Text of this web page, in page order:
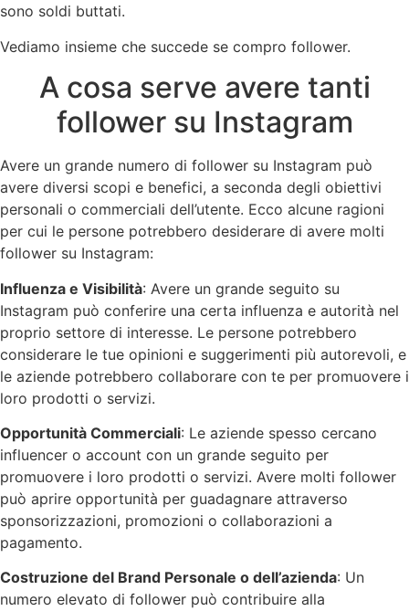
sono soldi buttati.
Vediamo insieme che succede se compro follower.
A cosa serve avere tanti
follower su Instagram
Avere un grande numero di follower su Instagram può
avere diversi scopi e benefici, a seconda degli obiettivi
personali o commerciali dell’utente. Ecco alcune ragioni
per cui le persone potrebbero desiderare di avere molti
follower su Instagram:
Influenza e Visibilità: Avere un grande seguito su
Instagram può conferire una certa influenza e autorità nel
proprio settore di interesse. Le persone potrebbero
considerare le tue opinioni e suggerimenti più autorevoli, e
le aziende potrebbero collaborare con te per promuovere i
loro prodotti o servizi.
Opportunità Commerciali: Le aziende spesso cercano
influencer o account con un grande seguito per
promuovere i loro prodotti o servizi. Avere molti follower
può aprire opportunità per guadagnare attraverso
sponsorizzazioni, promozioni o collaborazioni a
pagamento.
Costruzione del Brand Personale o dell’azienda: Un
numero elevato di follower può contribuire alla